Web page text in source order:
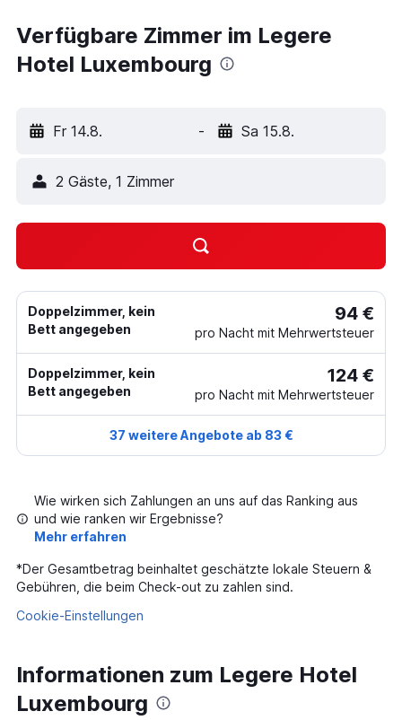
Verfügbare Zimmer im Legere
Hotel Luxembourg
Fr 14.8. - Sa 15.8.
2 Gäste, 1 Zimmer
Doppelzimmer, kein
Bett angegeben
94 €
pro Nacht mit Mehrwertsteuer
Doppelzimmer, kein
Bett angegeben
124 €
pro Nacht mit Mehrwertsteuer
37 weitere Angebote ab 83 €
Wie wirken sich Zahlungen an uns auf das Ranking aus
und wie ranken wir Ergebnisse?
Mehr erfahren
*Der Gesamtbetrag beinhaltet geschätzte lokale Steuern &
Gebühren, die beim Check-out zu zahlen sind.
Cookie-Einstellungen
Informationen zum Legere Hotel
Luxembourg